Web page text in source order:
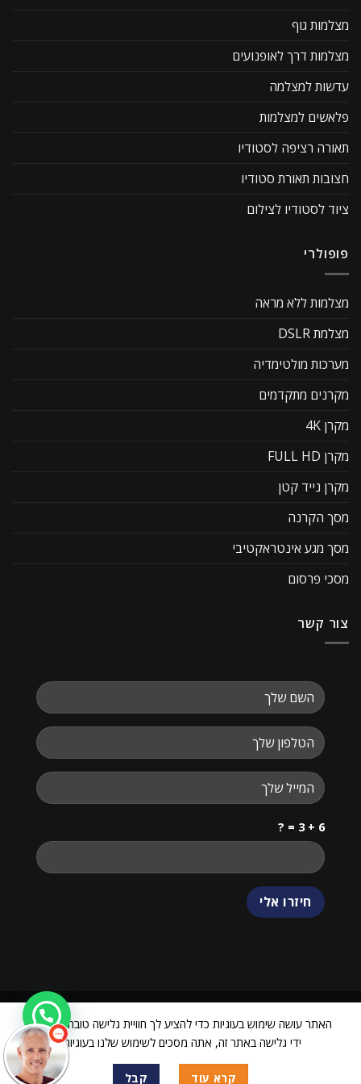
מצלמות גוף
מצלמות דרך לאופנועים
עדשות למצלמה
פלאשים למצלמות
תאורה רציפה לסטודיו
חצובות תאורת סטודיו
ציוד לסטודיו לצילום
פופולרי
מצלמות ללא מראה
מצלמת DSLR
מערכות מולטימדיה
מקרנים מתקדמים
מקרן 4K
מקרן FULL HD
מקרן נייד קטן
מסך הקרנה
מסך מגע אינטראקטיבי
מסכי פרסום
צור קשר
6 + 3 = ?
ביטול עסקה
24068751 VIEW CENTER
| מנוהל על ידי
האתר עושה שימוש בעוגיות כדי להציע לך חוויית גלישה טובה יותר. על
ידי גלישה באתר זה, אתה מסכים לשימוש שלנו בעוגיות.
קרא עוד קבל